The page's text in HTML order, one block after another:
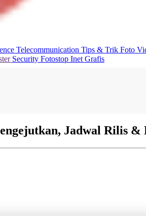
Telecommunication Tips & Trik Foto
Security Fotostop Inet Grafis
Jadwal Rilis &